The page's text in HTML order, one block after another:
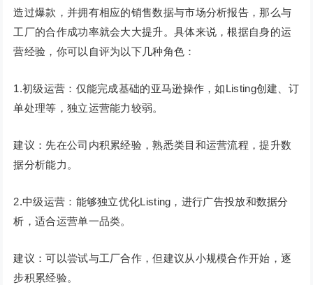
造过爆款，并拥有相应的销售数据与市场分析报告，那么与
工厂的合作成功率就会大大提升。具体来说，根据自身的运
营经验，你可以自评为以下几种角色：
1.初级运营：仅能完成基础的亚马逊操作，如Listing创建、订
单处理等，独立运营能力较弱。
建议：先在公司内积累经验，熟悉类目和运营流程，提升数
据分析能力。
2.中级运营：能够独立优化Listing，进行广告投放和数据分
析，适合运营单一品类。
建议：可以尝试与工厂合作，但建议从小规模合作开始，逐
步积累经验。